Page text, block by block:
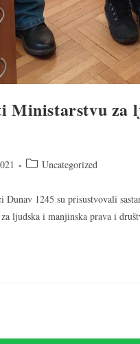
Ministarstvu
Uncategorized
1245 su prisustvovali
za ljudska i manjinska prava i